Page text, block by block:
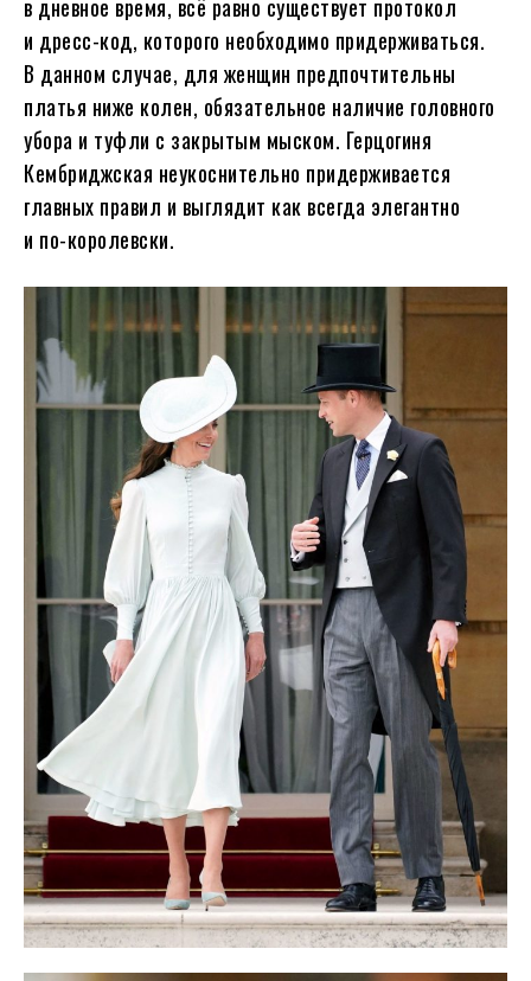
в дневное время, всё равно существует протокол
и дресс-код, которого необходимо придерживаться.
В данном случае, для женщин предпочтительны
платья ниже колен, обязательное наличие головного
убора и туфли с закрытым мыском. Герцогиня
Кембриджская неукоснительно придерживается
главных правил и выглядит как всегда элегантно
и по-королевски.